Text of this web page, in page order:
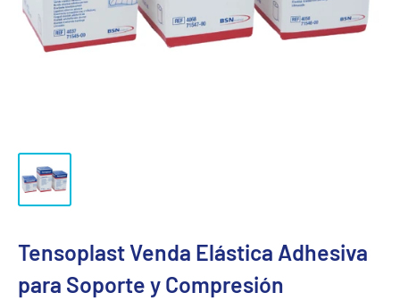
Tensoplast Venda Elástica Adhesiva
para Soporte y Compresión